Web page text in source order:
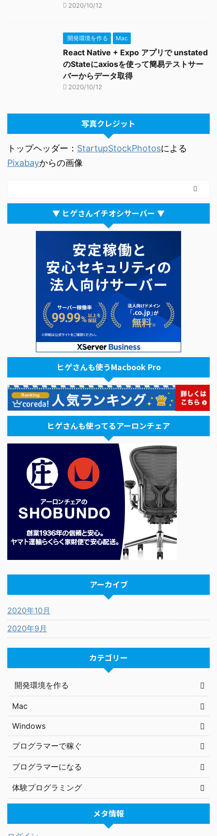
2020/10/12
開発環境を作る Mac
React Native + Expo アプリで unstated
のStateにaxiosを使って簡易テストサー
バーからデータ取得
2020/10/12
写真クレジット
トップヘッダー： StartupStockPhotosによる
Pixabayからの画像
▼ ヒゲさんイチオシサーバー ▼
ヒゲさんも使うMacbook Pro
ヒゲさんも使ってるアーロンチェア
アーカイブ
2020年10月
2020年9月
カテゴリー
開発環境を作る
Mac
Windows
プログラマーで稼ぐ
プログラマーになる
体験プログラミング
メタ情報